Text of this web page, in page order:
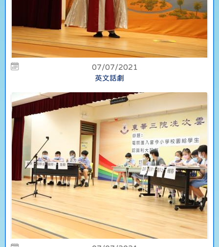
07/07/2021
英文話劇